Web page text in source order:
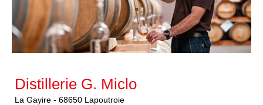
Distillerie G. Miclo
La Gayire - 68650 Lapoutroie